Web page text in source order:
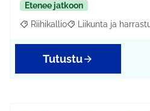
Etenee jatkoon
Rajaa tulokset aihepiirin mukaan:
Riihikallio Rajaa tulokset
Liikunta ja
Tutustu